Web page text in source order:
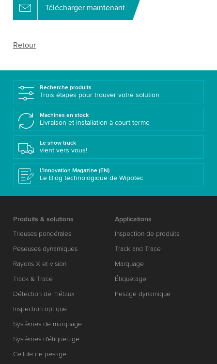
Télécharger maintenant
Retour
Recherche produits
Trois étapes pour trouver votre solution
Machines en stock
Livraison et installation à court terme
Le show truck
vient vers vous!
L’Innovation Magazine (EN)
Le Blog technologique de Wipotec
Produits & solutions
Trieuses pondérales
Peseuses dynamiques
Rayons X et vision
Track & Trace
Détection de métaux
Inspection optique
Systèmes de marquage
Systèmes d'étiquetage
Cellule de pesage
Applications
Inspection de produits
Track and Trace
Marquage
Étiquetage
Pesage dynamique